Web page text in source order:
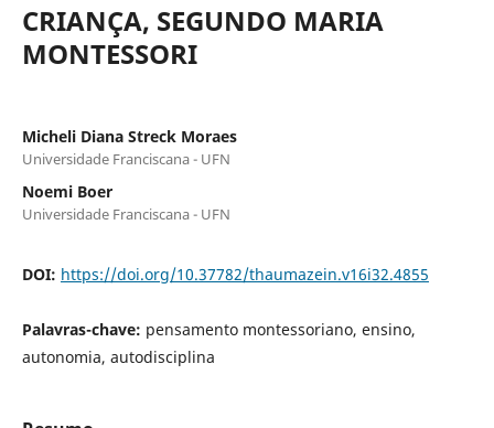
CRIANÇA, SEGUNDO MARIA
MONTESSORI
Micheli Diana Streck Moraes
Universidade Franciscana - UFN
Noemi Boer
Universidade Franciscana - UFN
DOI: https://doi.org/10.37782/thaumazein.v16i32.4855
Palavras-chave: pensamento montessoriano, ensino,
autonomia, autodisciplina